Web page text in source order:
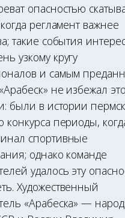
опасностью
регламент важнее
такие события
узкому кругу
и самым
не избежал
были в истории
конкурса периоды,
спортивные
однако команде
удалось эту
Художественный
«Арабеска» —